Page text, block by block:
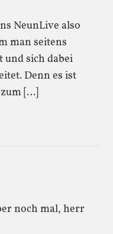
NeunLive also
man seitens
und sich dabei
Denn es ist
[…]
noch mal, herr